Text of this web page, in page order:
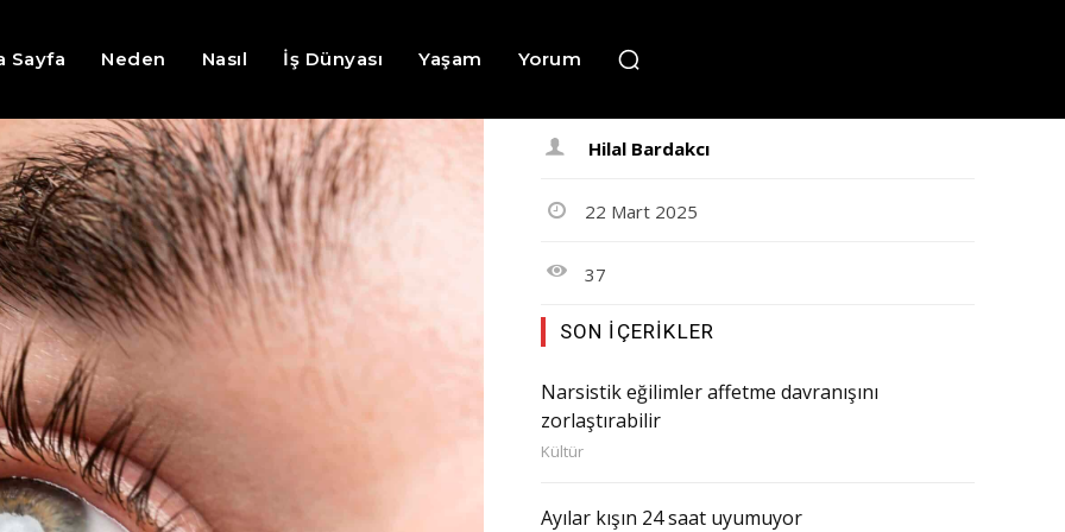
Sayfa Neden Nasıl İş Dünyası Yaşam Yorum
Hilal Bardakcı
22 Mart 2025
37
SON İÇERIKLER
Narsistik eğilimler affetme davranışını
zorlaştırabilir
Kültür
Ayılar kışın 24 saat uyumuyor